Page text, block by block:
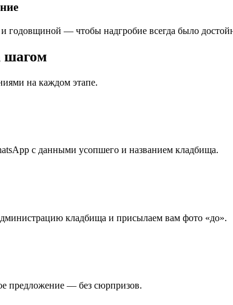
годовщиной — чтобы надгробие всегда было
шагом
на каждом этапе.
с данными усопшего и названием кладбища.
кладбища и присылаем вам фото «до».
предложение — без сюрпризов.